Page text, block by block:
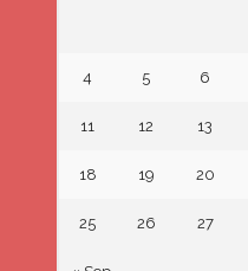
4 5 6
11 12 13
18 19 20
25 26 27